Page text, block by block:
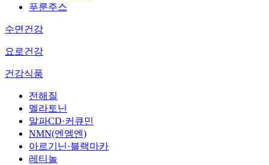
푸룬주스
수면건강
요로건강
건강식품
전해질
멜라토닌
알파CD·커큐민
NMN(엔엠엔)
아르기닌·블랙마카
레티놀